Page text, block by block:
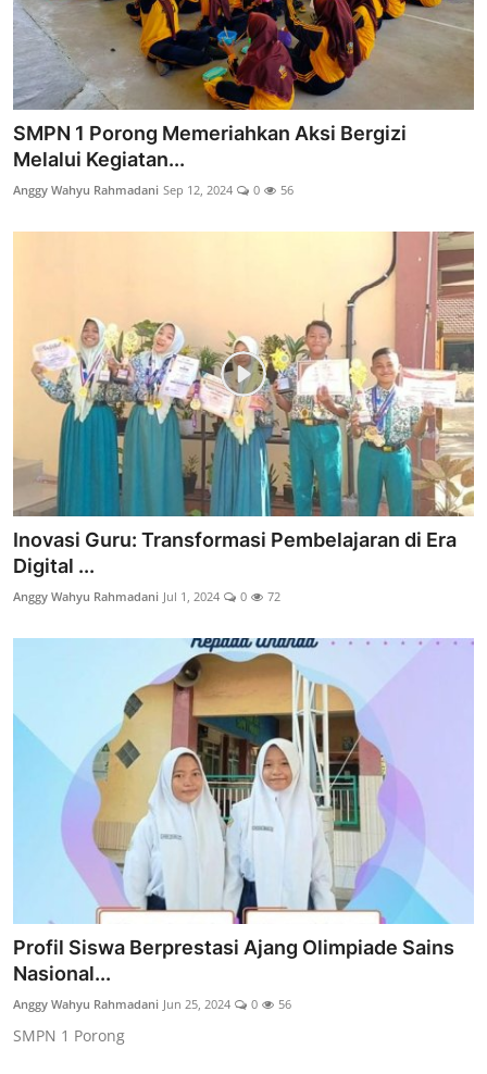
SMPN 1 Porong Memeriahkan Aksi Bergizi
Melalui Kegiatan...
Anggy Wahyu Rahmadani Sep 12, 2024 0 56
Inovasi Guru: Transformasi Pembelajaran di Era
Digital ...
Anggy Wahyu Rahmadani Jul 1, 2024 0 72
Profil Siswa Berprestasi Ajang Olimpiade Sains
Nasional...
Anggy Wahyu Rahmadani Jun 25, 2024 0 56
SMPN 1 Porong